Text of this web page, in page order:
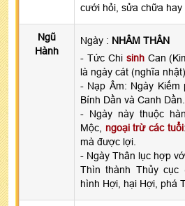
cưới hỏi, sửa chữa
Ngũ
Hành
Ngày : NHÂM THÂN
- Tức Chi sinhCan
là ngày cát (nghĩa nhật).
- Nạp Âm: Ngày Kiếm
Bính Dần và Canh Dần.
- Ngày này thuộc
Mộc, ngoại trừ các tuổi
mà được lợi.
- Ngày Thân lục hợp
Thìn thành Thủy cục
hình Hợi, hại Hợi, phá